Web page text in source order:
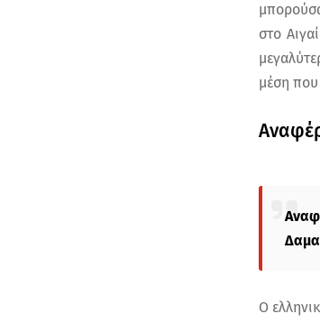
στο
μέση που
Ο